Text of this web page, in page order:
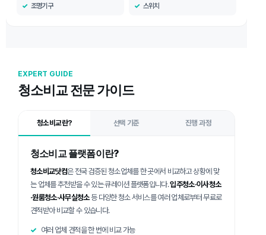
조명기구 스위치
EXPERT GUIDE
청소비교 전문 가이드
청소비교란? 선택 기준 진행 과정
청소비교 플랫폼이란?
청소비교닷컴은 전국 검증된 청소업체를 한 곳에서 비교하고 상황에 맞
는 업체를 추천받을 수 있는 큐레이션 플랫폼입니다.입주청소·이사청소
·원룸청소·사무실청소등 다양한 청소 서비스를 여러 업체로부터 무료로
견적받아 비교할 수 있습니다.
여러 업체 견적을 한 번에 비교 가능